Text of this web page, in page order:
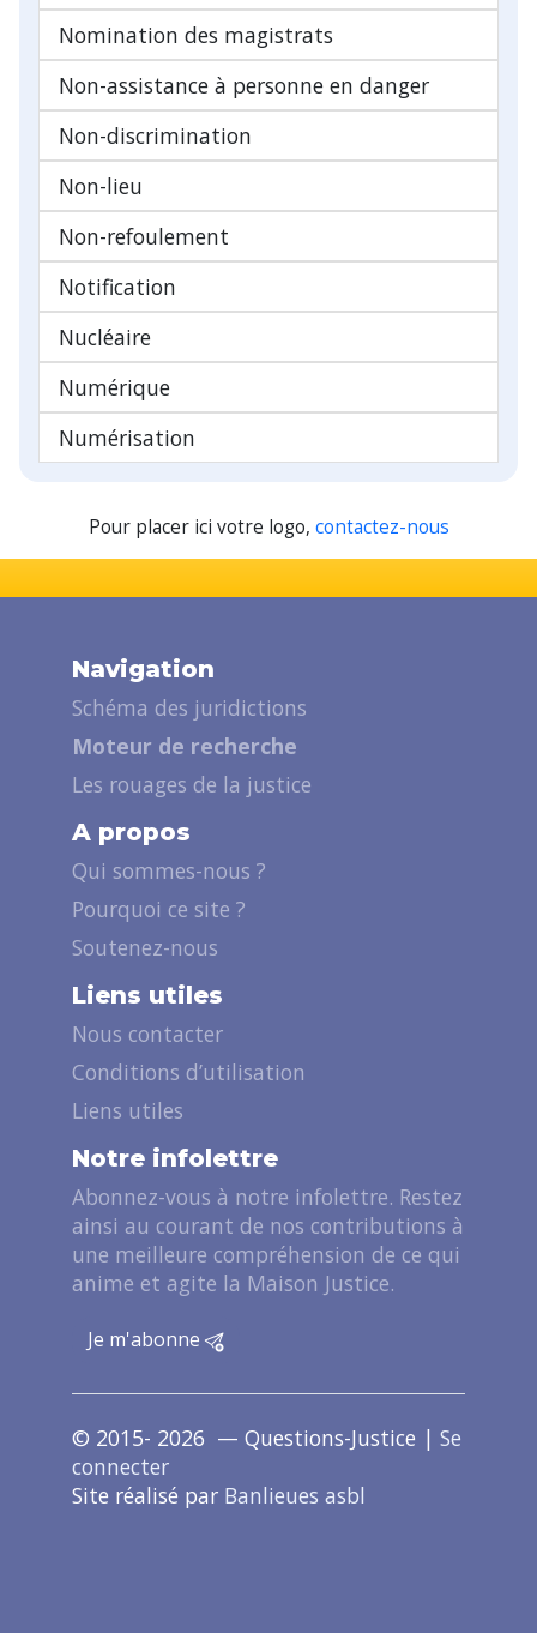
Nomination des magistrats
Non-assistance à personne en danger
Non-discrimination
Non-lieu
Non-refoulement
Notification
Nucléaire
Numérique
Numérisation
Pour placer ici votre logo, contactez-nous
Navigation
Schéma des juridictions
Moteur de recherche
Les rouages de la justice
A propos
Qui sommes-nous ?
Pourquoi ce site ?
Soutenez-nous
Liens utiles
Nous contacter
Conditions d’utilisation
Liens utiles
Notre infolettre
Abonnez-vous à notre infolettre. Restez
ainsi au courant de nos contributions à
une meilleure compréhension de ce qui
anime et agite la Maison Justice.
Je m'abonne
© 2015- 2026 — Questions-Justice | Se
connecter
Site réalisé par Banlieues asbl